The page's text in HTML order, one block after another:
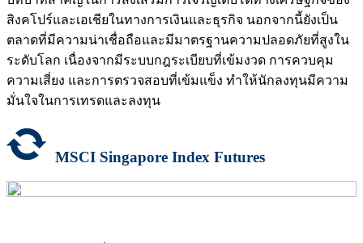
สิงคโปร์และเอเชียในทางการเงินและธุรกิจ นอกจากนี้ยังเป็น
ตลาดที่มีความน่าเชื่อถือและมีมาตรฐานความปลอดภัยที่สูงใน
ระดับโลก เนื่องจากมีระบบกฎระเบียบที่เข้มงวด การควบคุม
ความเสี่ยง และการตรวจสอบที่เข้มแข็ง ทำให้นักลงทุนมีความ
มั่นใจในการเทรดและลงทุน
MSCI Singapore Index Futures